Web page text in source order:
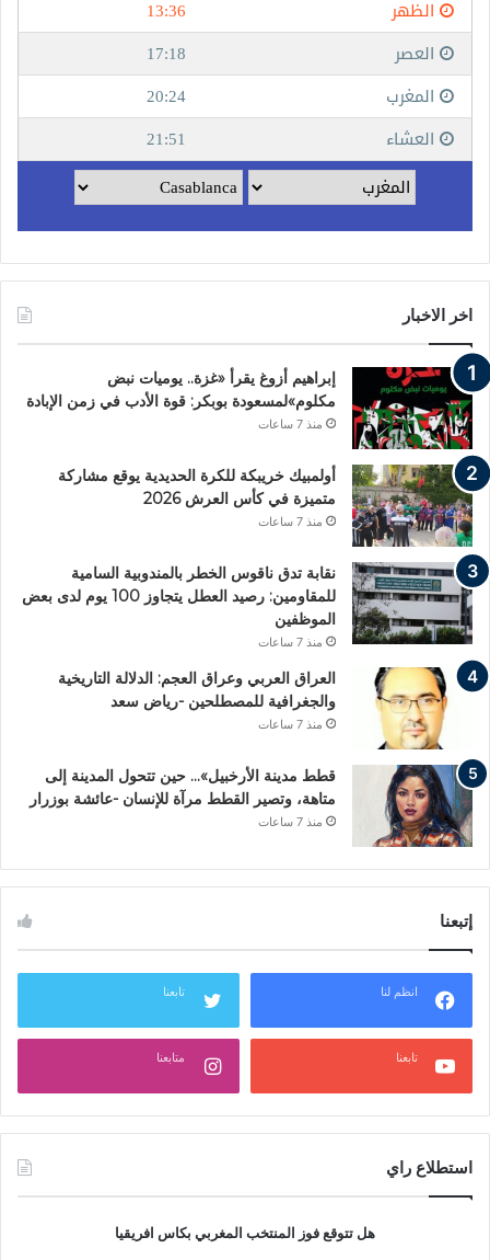
اخر الاخبار
إبراهيم أزوغ يقرأ «غزة.. يوميات نبض
مكلوم»لمسعودة بوبكر: قوة الأدب في زمن الإبادة
منذ 7 ساعات
أولمبيك خريبكة للكرة الحديدية يوقع مشاركة
متميزة في كأس العرش 2026
منذ 7 ساعات
نقابة تدق ناقوس الخطر بالمندوبية السامية
للمقاومين: رصيد العطل يتجاوز 100 يوم لدى بعض
الموظفين
منذ 7 ساعات
العراق العربي وعراق العجم: الدلالة التاريخية
والجغرافية للمصطلحين -رياض سعد
منذ 7 ساعات
قطط مدينة الأرخبيل»… حين تتحول المدينة إلى
متاهة، وتصير القطط مرآة للإنسان -عائشة بوزرار
منذ 7 ساعات
إتبعنا
انظم لنا تابعنا
تابعنا متابعنا
استطلاع راي
هل تتوقع فوز المنتخب المغربي بكاس افريقيا